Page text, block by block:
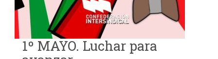
1º MAYO. Luchar para